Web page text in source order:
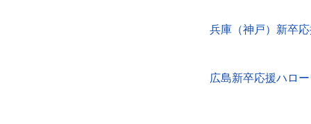
兵庫（神戸）新卒
広島新卒応援ハロ